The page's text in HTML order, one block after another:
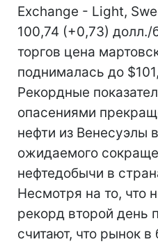
Exchange - Light,
100,74 (+0,73) долл./
торгов цена
поднималась до
Рекордные
опасениями
нефти из Венесуэлы
ожидаемого
нефтедобычи в
Несмотря на то, что
рекорд второй день
считают, что рынок